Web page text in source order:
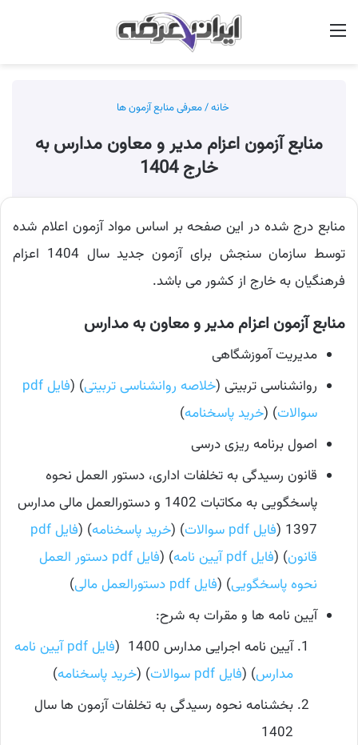
خانه/معرفی منابع آزمون ها
منابع آزمون اعزام مدیر و معاون مدارس به
خارج 1404
منابع درج شده در این صفحه بر اساس مواد آزمون اعلام شده
توسط سازمان سنجش برای آزمون جدید سال 1404 اعزام
فرهنگیان به خارج از کشور می باشد.
منابع آزمون اعزام مدیر و معاون به مدارس
مدیریت آموزشگاهی
روانشناسی تربیتی (خلاصه روانشناسی تربیتی) (
فایل pdf
سوالات) (خرید پاسخنامه)
اصول برنامه ریزی درسی
قانون رسیدگی به تخلفات اداری، دستور العمل نحوه
پاسخگویی به مکاتبات 1402 و دستورالعمل مالی مدارس
1397 ( فایل pdf سوالات ) (خرید پاسخنامه) (
فایل pdf
قانون) (فایل pdf آیین نامه ) (
فایل pdf دستور العمل
نحوه پاسخگویی) (فایل pdf دستورالعمل مالی
)
آیین نامه ها و مقرات به شرح:
آیین نامه اجرایی مدارس 1400 (
فایل pdf آیین نامه
مدارس) (فایل pdf سوالات ) (خرید پاسخنامه)
بخشنامه نحوه رسیدگی به تخلفات آزمون ها سال
1402